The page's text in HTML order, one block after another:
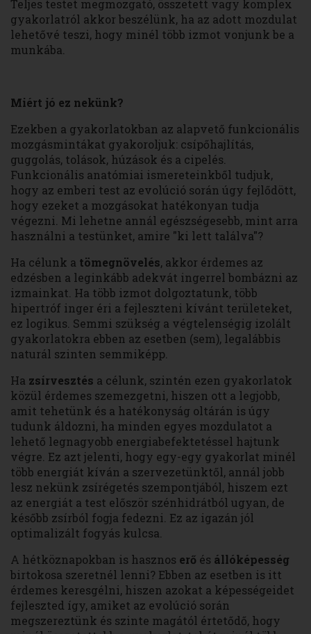
Teljes testet megmozgató, összetett vagy komplex
gyakorlatról akkor beszélünk, ha az adott mozdulat
lehetővé teszi, hogy minél több izmot vonjunk be a
munkába.
Miért jó ez nekünk?
Ezekben a gyakorlatokban az alapvető funkcionális
mozgásmintákat gyakoroljuk: csípőhajlítás,
guggolás, tolások, húzások és a cipelés.
Funkcionális anatómiai ismereteinkből tudjuk,
hogy az emberi test az evolúció során úgy fejlődött,
hogy ezeket a mozgásokat hatékonyan tudja
végezni. Mi lehetne annál egészségesebb, mint arra
használni a testünket, amire "ki lett találva"?
Ha célunk a tömegnövelés, akkor érdemes az
edzésben a leginkább adekvát ingerrel bombázni az
izmainkat. Ha több izmot dolgoztatunk, több
hipertróf inger éri a fejleszteni kívánt területeket,
ez logikus. Semmi szükség a végtelenségig izolált
gyakorlatokra ebben az esetben (sem), legalábbis
naturál szinten semmiképp.
Ha zsírvesztés a célunk, szintén ezen gyakorlatok
közül érdemes szemezgetni, hiszen ott a legjobb,
amit tehetünk és a hatékonyság oltárán is úgy
tudunk áldozni, ha minden egyes mozdulatot a
lehető legnagyobb energiabefektetéssel hajtunk
végre. Ez azt jelenti, hogy egy-egy gyakorlat minél
több energiát kíván a szervezetünktől, annál jobb
lesz nekünk zsírégetés szempontjából, hiszem ezt
az energiát a test először szénhidrátból ugyan, de
később zsírból fogja fedezni. Ez az igazán jól
optimalizált fogyás kulcsa.
A hétköznapokban is hasznos erő és állóképesség
birtokosa szeretnél lenni? Ebben az esetben is itt
érdemes keresgélni, hiszen azokat a képességeidet
fejleszted így, amiket az evolúció során
megszereztünk és szinte magától értetődő, hogy